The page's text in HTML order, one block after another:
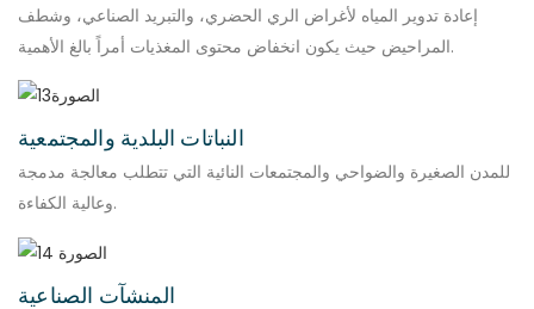
إعادة تدوير المياه لأغراض الري الحضري، والتبريد الصناعي، وشطف
المراحيض حيث يكون انخفاض محتوى المغذيات أمراً بالغ الأهمية.
النباتات البلدية والمجتمعية
للمدن الصغيرة والضواحي والمجتمعات النائية التي تتطلب معالجة مدمجة
وعالية الكفاءة.
المنشآت الصناعية